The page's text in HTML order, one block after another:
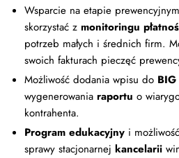
Wsparcie na etapie
skorzystać z monitoringu
potrzeb małych i średnich firm.
swoich fakturach pieczęć
Możliwość dodania wpisu do
wygenerowania raportu o
kontrahenta.
Program edukacyjny i
sprawy stacjonarnej kancelarii